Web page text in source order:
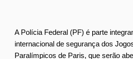
A Polícia Federal (PF) é parte
internacional de segurança dos
Paralímpicos de Paris, que serão